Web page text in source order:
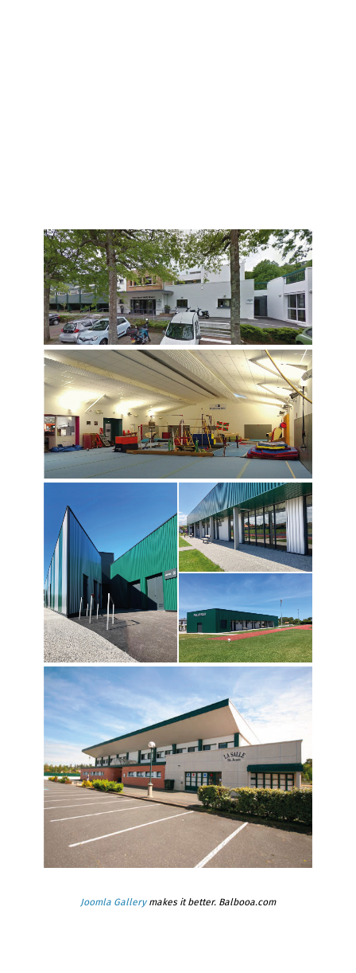
Joomla Gallerymakes it better. Balbooa.com